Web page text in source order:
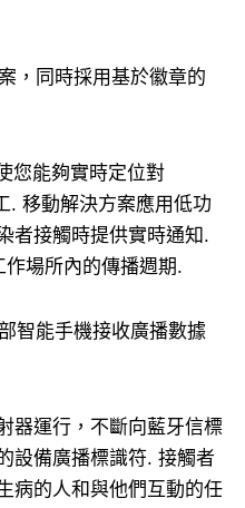
，同時採用基於徽章的
您能夠實時定位對
. 移動解決方案應用低功
者接觸時提供實時通知.
場所內的傳播週期.
智能手機接收廣播數據
器運行，不斷向藍牙信標
設備廣播標識符. 接觸者
病的人和與他們互動的任